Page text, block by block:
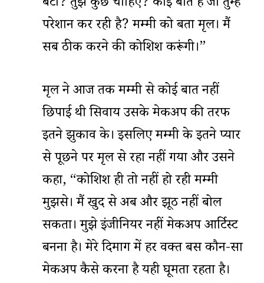
परेशान कर रही है? मम्मी को बता मृदुल। मैं
सब ठीक करने की कोशिश करूंगी।”
मृदुल ने आज तक मम्मी से कोई बात नहीं
छिपाई थी सिवाय उसके मेकअप की तरफ
इतने झुकाव के। इसलिए मम्मी के इतने प्यार
से पूछने पर मृदुल से रहा नहीं गया और उसने
कहा, “कोशिश ही तो नहीं हो रही मम्मी
मुझसे। मैं खुद से अब और झूठ नहीं बोल
सकता। मुझे इंजीनियर नहीं मेकअप आर्टिस्ट
बनना है। मेरे दिमाग में हर वक्त बस कौन-सा
मेकअप कैसे करना है यही घूमता रहता है।